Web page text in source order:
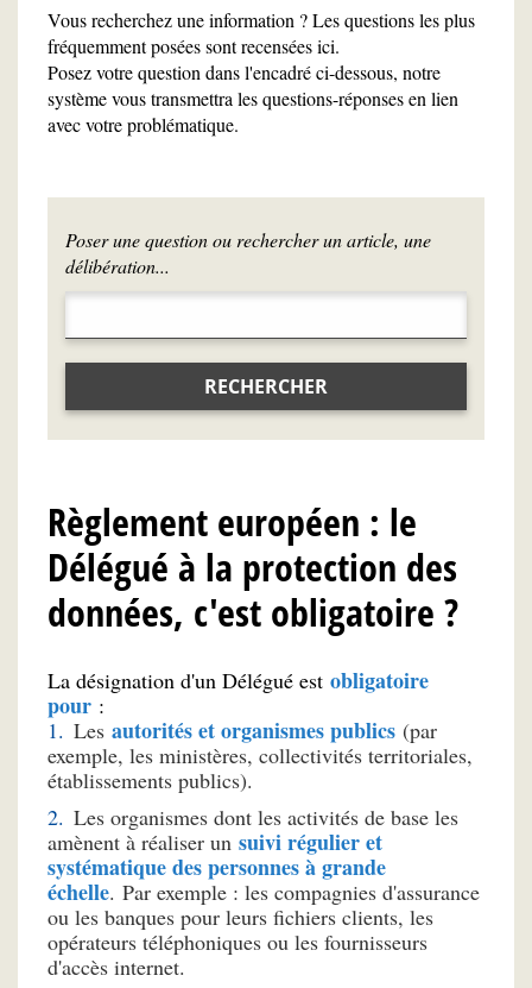
Vous recherchez une information ? Les questions les plus
fréquemment posées sont recensées ici.
Posez votre question dans l'encadré ci-dessous, notre
système vous transmettra les questions-réponses en lien
avec votre problématique.
Poser une question ou rechercher un article, une
délibération...
RECHERCHER
Règlement européen : le
Délégué à la protection des
données, c'est obligatoire ?
La désignation d'un Délégué est obligatoire
pour :
Les autorités et organismes publics (par
exemple, les ministères, collectivités territoriales,
établissements publics).
Les organismes dont les activités de base les
amènent à réaliser un suivi régulier et
systématique des personnes à grande
échelle. Par exemple : les compagnies d'assurance
ou les banques pour leurs fichiers clients, les
opérateurs téléphoniques ou les fournisseurs
d'accès internet.